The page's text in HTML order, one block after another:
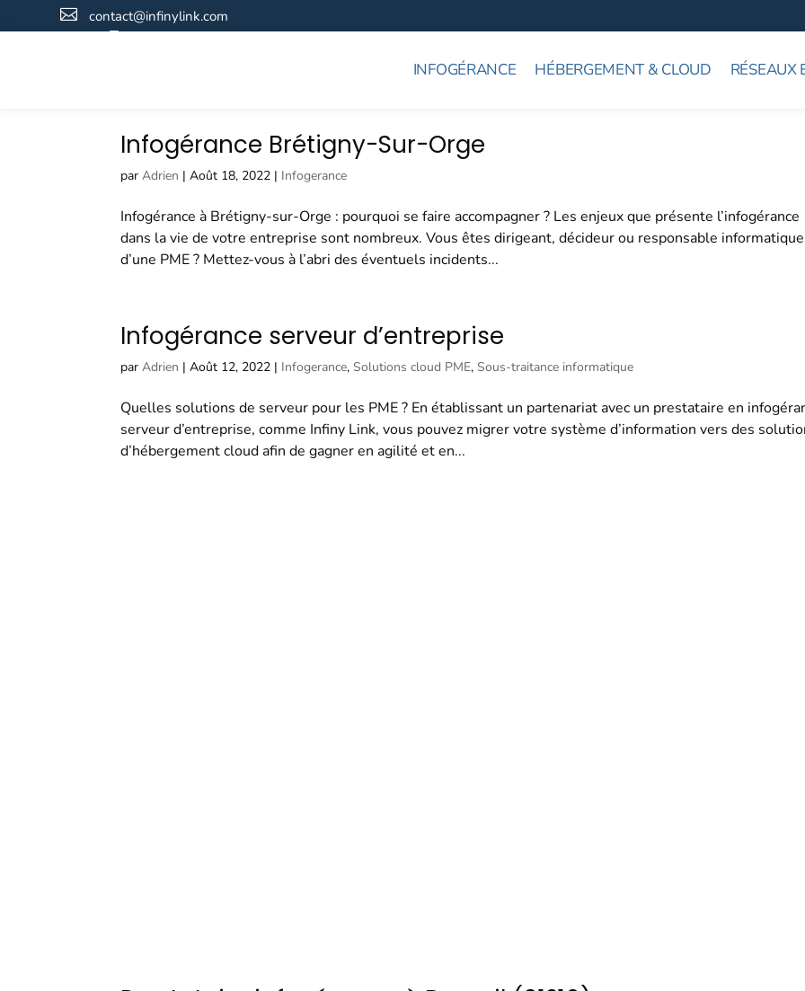
 contact@infinylink.com
INFOGÉRANCE HÉBERGEMENT & CLOUD RÉSEAUX
Infogérance Brétigny-Sur-Orge
parAdrien |Août 18, 2022 | Infogerance
Infogérance à Brétigny-sur-Orge : pourquoi se faire accompagner ? Les enjeux que présente l’infogérance
dans la vie de votre entreprise sont nombreux. Vous êtes dirigeant, décideur ou responsable informatique
d’une PME ? Mettez-vous à l’abri des éventuels incidents...
Infogérance serveur d’entreprise
parAdrien |Août 12, 2022 | Infogerance,Solutions cloud PME,Sous-traitance informatique
Quelles solutions de serveur pour les PME ? En établissant un partenariat avec un prestataire en
serveur d’entreprise, comme Infiny Link, vous pouvez migrer votre système d’information vers des
d’hébergement cloud afin de gagner en agilité et en...